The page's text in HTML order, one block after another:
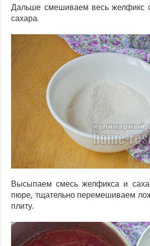
Дальше смешиваем весь желфикс
сахара.
Высыпаем смесь желфикса и
пюре, тщательно перемешиваем
плиту.